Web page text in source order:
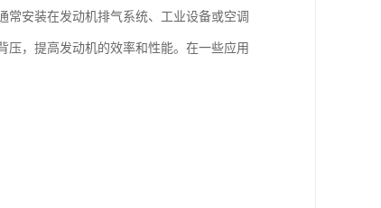
常安装在发动机排气系统、工业设备或空调
压，提高发动机的效率和性能。在一些应用